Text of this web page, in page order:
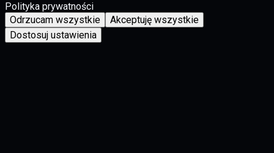
Polityka prywatności
Odrzucam wszystkie
Akceptuję wszystkie
Dostosuj ustawienia